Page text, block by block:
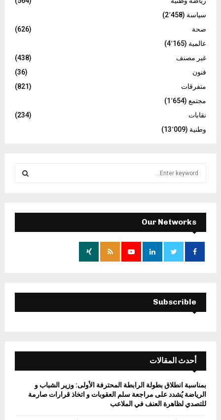
سياسة (2٬458)
صحة
(626)
عالمية (4٬165)
غير مصنف
(438)
فنون
(36)
متفرقات
(821)
مجتمع (1٬654)
نقابات
(234)
وطنية (13٬009)
f
o
E
A
H
Our Networks
Subscrible
أحدث المقالات
بمناسبة انطلاق بطولة الرابطة المحترفة الأولى: وزير الشباب و
الرياضة يُشدد على مراجعة سلم العقوبات و اتخاذ قرارات صارمة
للتصدي لظاهرة العنف في الملاعب